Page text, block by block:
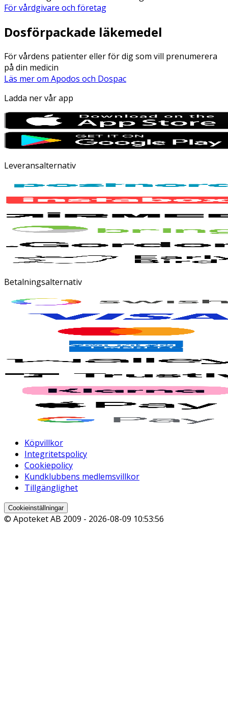
För vårdgivare och företag
Dosförpackade läkemedel
För vårdens patienter eller för dig som vill prenumerera
på din medicin
Läs mer om Apodos och Dospac
Ladda ner vår app
Leveransalternativ
Betalningsalternativ
Köpvillkor
Integritetspolicy
Cookiepolicy
Kundklubbens medlemsvillkor
Tillgänglighet
Cookieinställningar
© Apoteket AB 2009 - 2026-08-09 10:53:56